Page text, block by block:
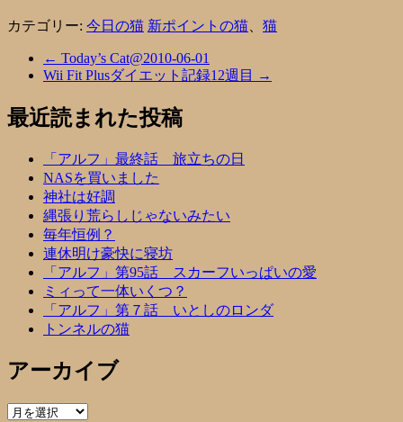
カテゴリー: 今日の猫 新ポイントの猫 猫
← Today’s Cat@2010-06-01
Wii Fit Plusダイエット記録12週目
→
最近読まれた投稿
「アルフ」最終話 旅立ちの日
NASを買いました
神社は好調
縄張り荒らしじゃないみたい
毎年恒例？
連休明け豪快に寝坊
「アルフ」第95話 スカーフいっぱいの愛
ミィって一体いくつ？
「アルフ」第７話 いとしのロンダ
トンネルの猫
アーカイブ
ア